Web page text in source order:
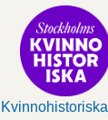
Kvinnohistoriska